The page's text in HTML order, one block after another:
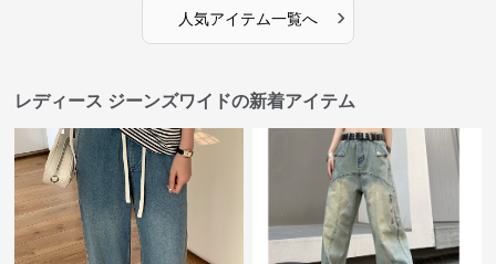
人気アイテム一覧へ ›
レディース ジーンズワイドの新着アイテム